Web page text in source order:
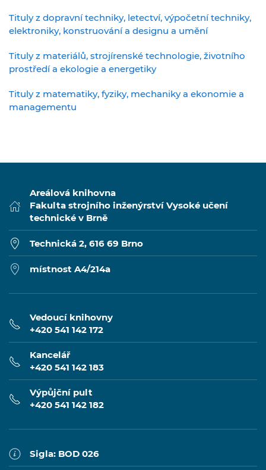
Tituly z dopravní techniky, letectví, výpočetní techniky,
elektroniky, konstruování a designu a umění
Tituly z materiálů, strojírenské technologie, životního
prostředí a ekologie a energetiky
Tituly z matematiky, fyziky, mechaniky a ekonomie a
managementu
Areálová knihovna
Fakulta strojního inženýrství Vysoké učení
technické v Brně
Technická 2, 616 69 Brno
místnost A4/214a
Vedoucí knihovny
+420 541 142 172
Kancelář
+420 541 142 183
Výpůjční pult
+420 541 142 182
Sigla: BOD 026